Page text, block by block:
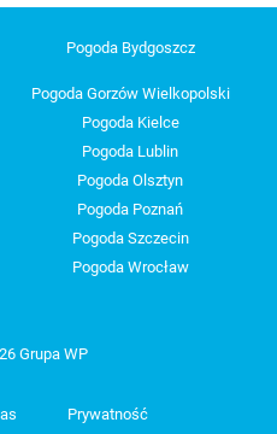
Pogoda Bydgoszcz
Pogoda Gorzów Wielkopolski
Pogoda Kielce
Pogoda Lublin
Pogoda Olsztyn
Pogoda Poznań
Pogoda Szczecin
Pogoda Wrocław
Grupa WP
Prywatność